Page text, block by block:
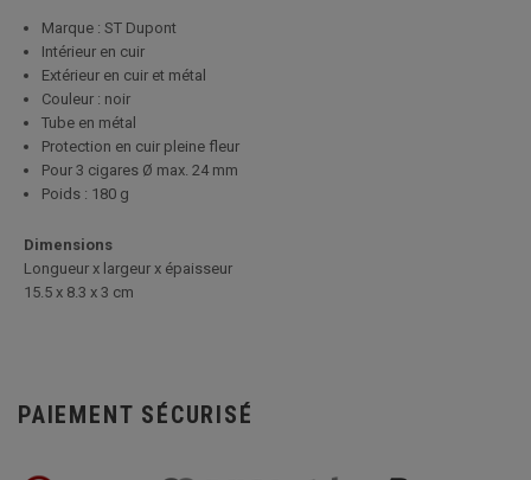
Marque : ST Dupont
Intérieur en cuir
Extérieur en cuir et métal
Couleur : noir
Tube en métal
Protection en cuir pleine fleur
Pour 3 cigares Ø max. 24 mm
Poids : 180 g
Dimensions
Longueur x largeur x épaisseur
15.5 x 8.3 x 3 cm
PAIEMENT SÉCURISÉ